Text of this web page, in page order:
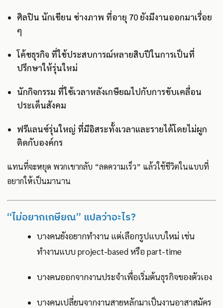
ศิลปิน นักเขียน ช่างภาพ ที่อายุ 70 ยังมีงานออกมาเรื่อย
ๆ
โค้ชธุรกิจ ที่ใช้ประสบการณ์หลายสิบปีในการเป็นที่
ปรึกษาให้รุ่นใหม่
นักกิจกรรม ที่ใช้เวลาหลังเกษียณไปกับการขับเคลื่อน
ประเด็นสังคม
ฟรีแลนซ์รุ่นใหญ่ ที่มีอิสระทั้งเวลาและรายได้โดยไม่ผูก
ติดกับองค์กร
แทนที่จะหยุด พวกเขากลับ “ลดความเร็ว” แล้วใช้ชีวิตในแบบที่
อยากให้เป็นมานาน
“ไม่อยากเกษียณ” แปลว่าอะไร?
บางคนยังอยากทำงาน แต่เลือกรูปแบบใหม่ เช่น
ทำงานแบบ project-based หรือ part-time
บางคนออกจากงานประจำเพื่อเริ่มต้นธุรกิจของตัวเอง
บางคนเปลี่ยนจากงานสายหลักมาเป็นงานอาสาสมัคร